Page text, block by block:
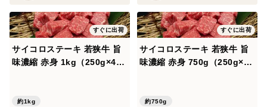
すぐに出荷
サイコロステーキ 若狭牛 旨
味濃縮 赤身 1kg（250g×4）
約1kg
すぐに出荷
サイコロステーキ 若狭牛 旨
味濃縮 赤身 750g（250g×
ト】
約750g